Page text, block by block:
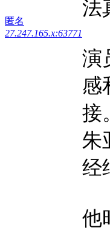
匿名
27.247.165.x:63771
法
演
感
接
朱
经
他